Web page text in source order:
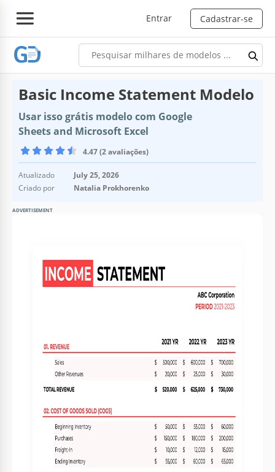
Entrar Cadastrar-se
Basic Income Statement Modelo
Usar isso grátis modelo com Google
Sheets and Microsoft Excel
4.47 (2 avaliações)
Atualizado
July 25, 2026
Criado por
Natalia Prokhorenko
ADVERTISEMENT